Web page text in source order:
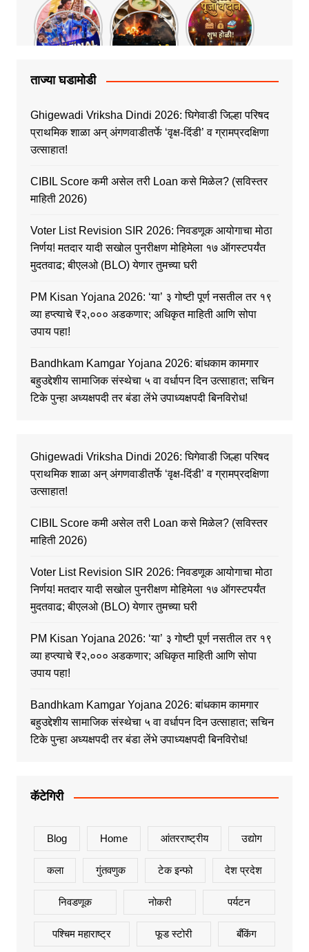
ताज्या घडामोडी
Ghigewadi Vriksha Dindi 2026: घिगेवाडी जिल्हा परिषद
प्राथमिक शाळा अन् अंगणवाडीतर्फे ‘वृक्ष-दिंडी’ व ग्रामप्रदक्षिणा
उत्साहात!
CIBIL Score कमी असेल तरी Loan कसे मिळेल? (सविस्तर
माहिती 2026)
Voter List Revision SIR 2026: निवडणूक आयोगाचा मोठा
निर्णय! मतदार यादी सखोल पुनरीक्षण मोहिमेला १७ ऑगस्टपर्यंत
मुदतवाढ; बीएलओ (BLO) येणार तुमच्या घरी
PM Kisan Yojana 2026: ‘या’ ३ गोष्टी पूर्ण नसतील तर १९
व्या हप्त्याचे ₹२,००० अडकणार; अधिकृत माहिती आणि सोपा
उपाय पहा!
Bandhkam Kamgar Yojana 2026: बांधकाम कामगार
बहुउद्देशीय सामाजिक संस्थेचा ५ वा वर्धापन दिन उत्साहात; सचिन
टिके पुन्हा अध्यक्षपदी तर बंडा लेंभे उपाध्यक्षपदी बिनविरोध!
Ghigewadi Vriksha Dindi 2026: घिगेवाडी जिल्हा परिषद
प्राथमिक शाळा अन् अंगणवाडीतर्फे ‘वृक्ष-दिंडी’ व ग्रामप्रदक्षिणा
उत्साहात!
CIBIL Score कमी असेल तरी Loan कसे मिळेल? (सविस्तर
माहिती 2026)
Voter List Revision SIR 2026: निवडणूक आयोगाचा मोठा
निर्णय! मतदार यादी सखोल पुनरीक्षण मोहिमेला १७ ऑगस्टपर्यंत
मुदतवाढ; बीएलओ (BLO) येणार तुमच्या घरी
PM Kisan Yojana 2026: ‘या’ ३ गोष्टी पूर्ण नसतील तर १९
व्या हप्त्याचे ₹२,००० अडकणार; अधिकृत माहिती आणि सोपा
उपाय पहा!
Bandhkam Kamgar Yojana 2026: बांधकाम कामगार
बहुउद्देशीय सामाजिक संस्थेचा ५ वा वर्धापन दिन उत्साहात; सचिन
टिके पुन्हा अध्यक्षपदी तर बंडा लेंभे उपाध्यक्षपदी बिनविरोध!
कॅटेगिरी
Blog Home आंतरराष्ट्रीय उद्योग
कला गुंतवणुक टेक इन्फो देश प्रदेश
निवडणूक नोकरी पर्यटन
पश्चिम महाराष्ट्र फूड स्टोरी बँकिंग